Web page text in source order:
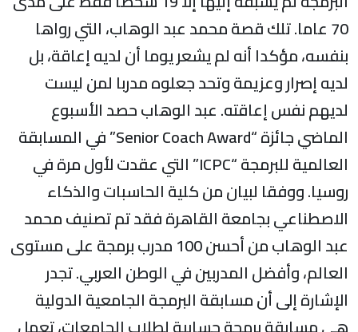
70 عاما. تلك قصة محمد عبد الوهاب، التي رواها
بنفسه، مؤكدا أنه لم يشعر يوما أن لديه إعاقة، بل
لديه إصرار وعزيمة وتحد جعلوه مدربا لمن ليست
لديهم نفس إعاقته. عبد الوهاب حصد الأسبوع
الماضي جائزة “Senior Coach Award” في المسابقة
العالمية للبرمجة “ICPC” التي عقدت لأول مرة في
روسيا. ووفقا لبيان من كلية الحاسبات والذكاء
الاصطناعي بجامعة القاهرة فقد تم تصنيف محمد
عبد الوهاب من أحسن 100 مدرب برمجة على مستوى
العالم، وأفضل المدربين في الوطن العربي. تجدر
الإشارة إلى أن مسابقة البرمجة الجامعية الدولية